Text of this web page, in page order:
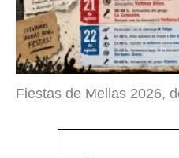
Fiestas de Melias 2026,